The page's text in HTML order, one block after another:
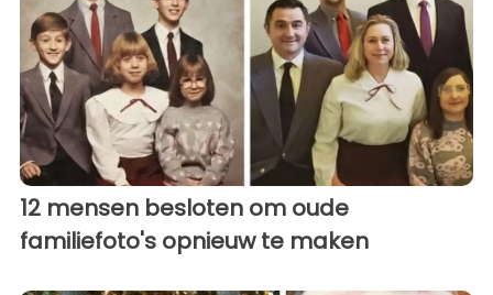
12 mensen besloten om oude
familiefoto's opnieuw te maken